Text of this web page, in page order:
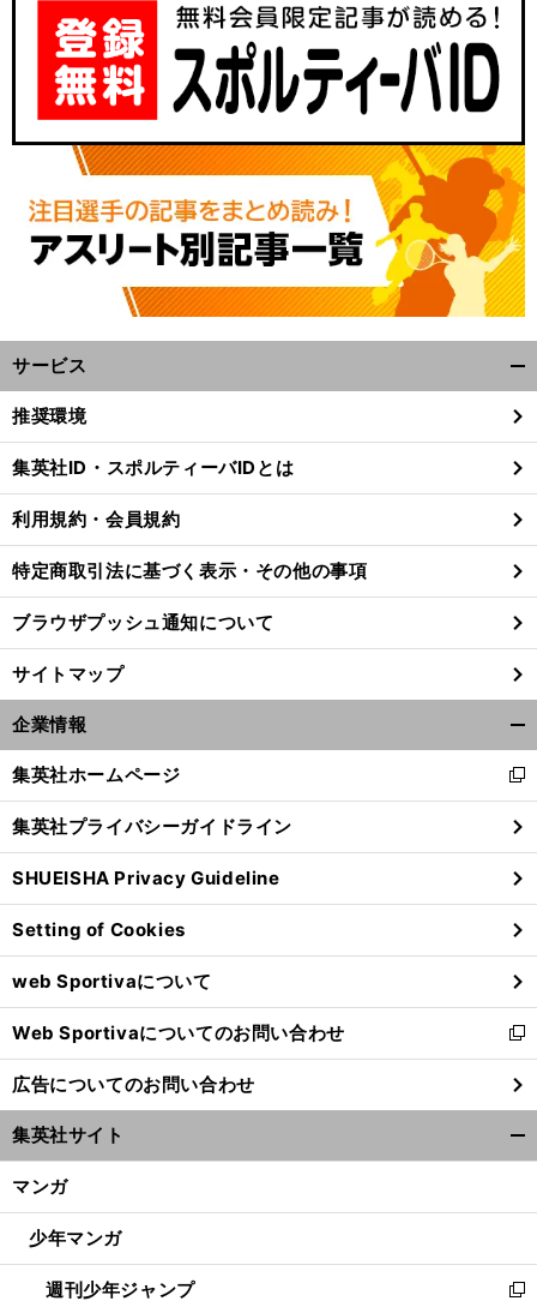
前
へ
サービス
閉
る
推奨環境
集英社ID・スポルティーバIDとは
利用規約・会員規約
特定商取引法に基づく表示・その他の事項
ブラウザプッシュ通知について
サイトマップ
企業情報
閉
る
集英社ホームページ
新
し
い
ウ
ィ
ン
ド
ウ
で
開
く
集英社プライバシーガイドライン
SHUEISHA Privacy Guideline
Setting of Cookies
web Sportivaについて
Web Sportivaについてのお問い合わせ
新
し
い
ウ
ィ
ン
ウ
開
く
広告についてのお問い合わせ
集英社サイト
マンガ
少年マンガ
週刊少年ジャンプ
新